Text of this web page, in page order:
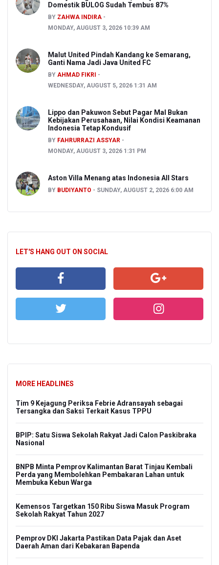
Domestik BULOG Sudah Tembus 87%
BY ZAHWA INDIRA
MONDAY, AUGUST 3, 2026 10:39 AM
Malut United Pindah Kandang ke Semarang,
Ganti Nama Jadi Java United FC
BY AHMAD FIKRI
WEDNESDAY, AUGUST 5, 2026 1:31 AM
Lippo dan Pakuwon Sebut Pagar Mal Bukan
Kebijakan Perusahaan, Nilai Kondisi Keamanan
Indonesia Tetap Kondusif
BY FAHRURRAZI ASSYAR
MONDAY, AUGUST 3, 2026 1:31 PM
Aston Villa Menang atas Indonesia All Stars
BY BUDIYANTO SUNDAY, AUGUST 2, 2026 6:00 AM
LET'S HANG OUT ON SOCIAL
MORE HEADLINES
Tim 9 Kejagung Periksa Febrie Adransayah sebagai
Tersangka dan Saksi Terkait Kasus TPPU
BPIP: Satu Siswa Sekolah Rakyat Jadi Calon Paskibraka
Nasional
BNPB Minta Pemprov Kalimantan Barat Tinjau Kembali
Perda yang Membolehkan Pembakaran Lahan untuk
Membuka Kebun Warga
Kemensos Targetkan 150 Ribu Siswa Masuk Program
Sekolah Rakyat Tahun 2027
Pemprov DKI Jakarta Pastikan Data Pajak dan Aset
Daerah Aman dari Kebakaran Bapenda